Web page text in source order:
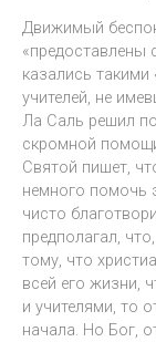
Движимый
«предоставлены
казались
учителей, не
Ла Саль решил
скромной
Святой пишет,
немного помочь
чисто
предполагал,
тому, что
всей его жизни,
и учителями, то
начала. Но Бог,